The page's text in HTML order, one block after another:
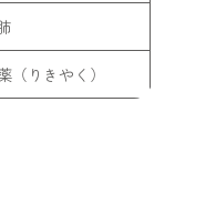
（りきやく）